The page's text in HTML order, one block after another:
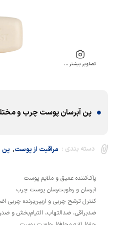
تصاویر بیشتر …
پن آبرسان پوست چرب و
دسته بندی : مراقبت از پوست, پن